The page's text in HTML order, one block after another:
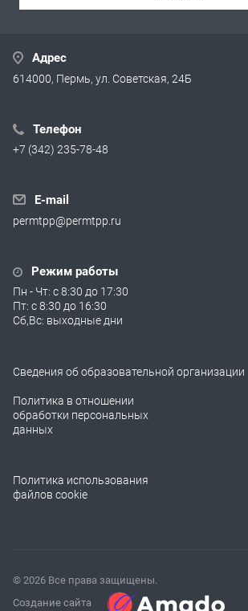
Адрес
614000, Пермь, ул. Советская, 24Б
Телефон
+7 (342) 235-78-48
E-mail
permtpp@permtpp.ru
Режим работы
Пн - Чт: с 8:30 до 17:30
Пт: с 8:30 до 16:30
Сб,Вс: выходные дни
Сведения об образовательной организации
Политика в отношении
обработки персональных
данных
Политика использования
файлов cookie
© 2026 Все права защищены.
Создание сайта